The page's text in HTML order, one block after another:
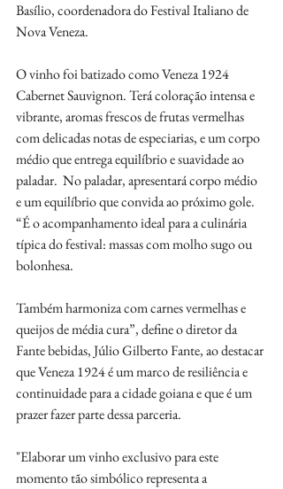
Basílio, coordenadora do Festival Italiano de
Nova Veneza.
O vinho foi batizado como Veneza 1924
Cabernet Sauvignon. Terá coloração intensa e
vibrante, aromas frescos de frutas vermelhas
com delicadas notas de especiarias, e um corpo
médio que entrega equilíbrio e suavidade ao
paladar.  No paladar, apresentará corpo médio
e um equilíbrio que convida ao próximo gole.
“É o acompanhamento ideal para a culinária
típica do festival: massas com molho sugo ou
bolonhesa.
Também harmoniza com carnes vermelhas e
queijos de média cura”, define o diretor da
Fante bebidas, Júlio Gilberto Fante, ao destacar
que Veneza 1924 é um marco de resiliência e
continuidade para a cidade goiana e que é um
prazer fazer parte dessa parceria.
"Elaborar um vinho exclusivo para este
momento tão simbólico representa a